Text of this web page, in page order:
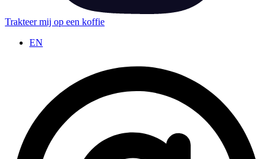
Trakteer mij op een koffie
EN